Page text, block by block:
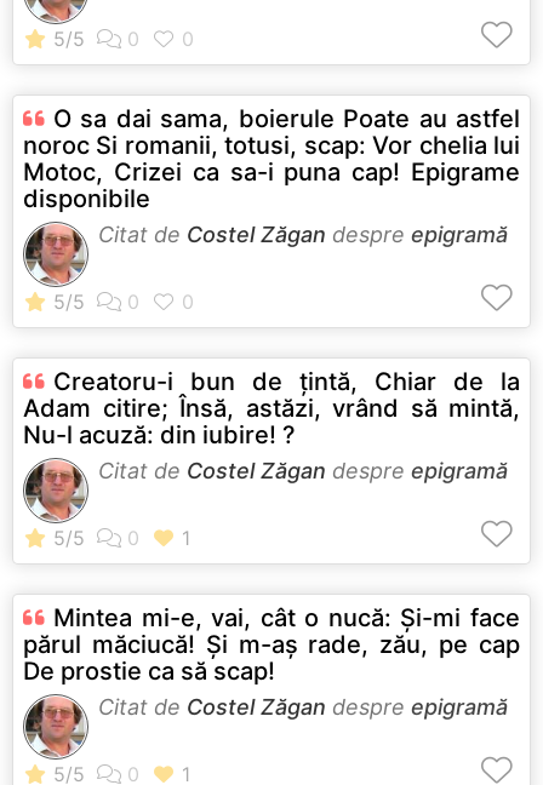
O sa dai sama, boierule Poate au astfel
noroc Si romanii, totusi, scap: Vor chelia lui
Motoc, Crizei ca sa-i puna cap! Epigrame
disponibile
Citat de Costel Zăgan despre epigramă
Creatoru-i bun de ţintă, Chiar de la
Adam citire; Însă, astăzi, vrând să mintă,
Nu-l acuză: din iubire! ?
Citat de Costel Zăgan despre epigramă
Mintea mi-e, vai, cât o nucă: Şi-mi face
părul măciucă! Şi m-aş rade, zău, pe cap
De prostie ca să scap!
Citat de Costel Zăgan despre epigramă